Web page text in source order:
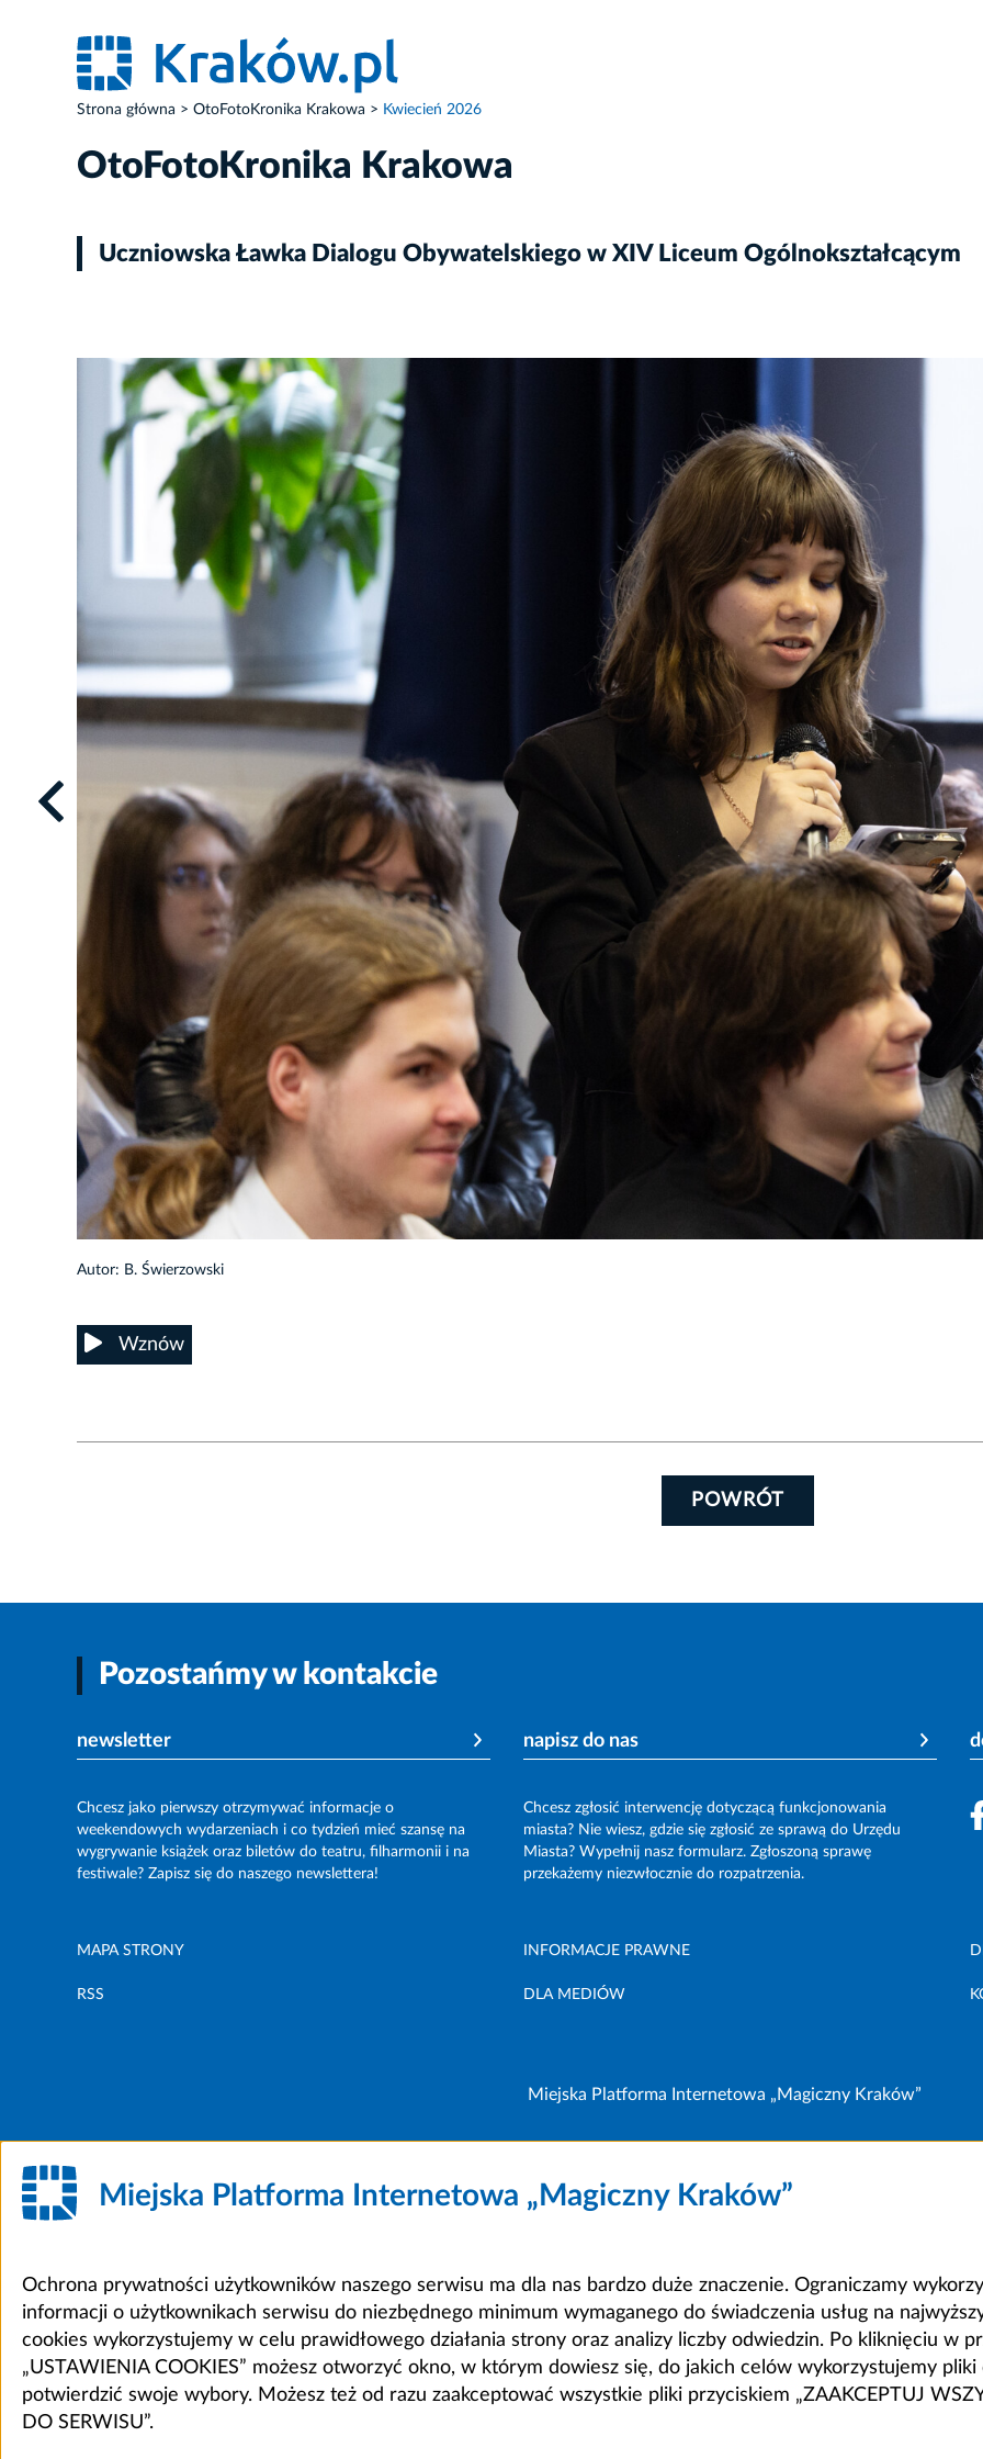
Strona główna OtoFotoKronika Krakowa Kwiecień 2026
OtoFotoKronika Krakowa
Uczniowska Ławka Dialogu Obywatelskiego w XIV Liceum Ogólnokształcącym
Autor: B. Świerzowski
Wznów
POWRÓT
Pozostańmy w kontakcie
newsletter
Chcesz jako pierwszy otrzymywać informacje o
weekendowych wydarzeniach i co tydzień mieć szansę na
wygrywanie książek oraz biletów do teatru, filharmonii i na
festiwale? Zapisz się do naszego newslettera!
napisz do nas
Chcesz zgłosić interwencję dotyczącą funkcjonowania
miasta? Nie wiesz, gdzie się zgłosić ze sprawą do Urzędu
Miasta? Wypełnij nasz formularz. Zgłoszoną sprawę
przekażemy niezwłocznie do rozpatrzenia.
MAPA STRONY INFORMACJE PRAWNE
RSS DLA MEDIÓW
Miejska Platforma Internetowa „Magiczny Kraków”
Miejska Platforma Internetowa „Magiczny Kraków”
Ochrona prywatności użytkowników naszego serwisu ma dla nas bardzo duże znaczenie. Ograniczamy
informacji o użytkownikach serwisu do niezbędnego minimum wymaganego do świadczenia usług na
cookies wykorzystujemy w celu prawidłowego działania strony oraz analizy liczby odwiedzin. Po kliknięciu w
„USTAWIENIA COOKIES” możesz otworzyć okno, w którym dowiesz się, do jakich celów wykorzystujemy pliki
potwierdzić swoje wybory. Możesz też od razu zaakceptować wszystkie pliki przyciskiem „ZAAKCEPTUJ
DO SERWISU”.